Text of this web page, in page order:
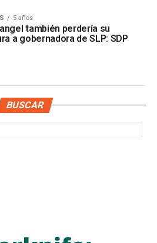
5 años
también perdería su
a gobernadora de SLP: SDP
BUSCAR